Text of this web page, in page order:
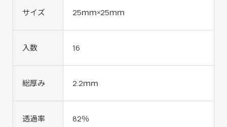
サイズ 25ｍｍ×25ｍｍ
入数 16
総厚み 2.2ｍｍ
透過率 82％